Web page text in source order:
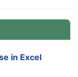
in Excel